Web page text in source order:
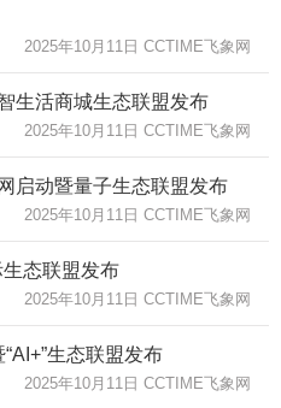
2025年10月11日 CCTIME飞象网
生活商城生态联盟发布
2025年10月11日 CCTIME飞象网
启动暨量子生态联盟发布
2025年10月11日 CCTIME飞象网
态联盟发布
2025年10月11日 CCTIME飞象网
生态联盟发布
2025年10月11日 CCTIME飞象网